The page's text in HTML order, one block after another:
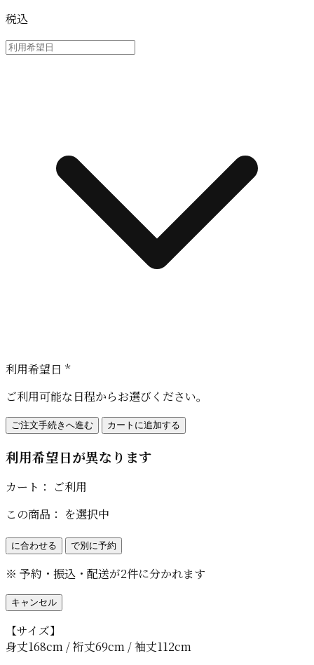
税込
利用希望日 *
ご利用可能な日程からお選びください。
ご注文手続きへ進む カートに追加する
利用希望日が異なります
カート：
ご利用
この商品： を選択中
に合わせる で別に予約
※ 予約・振込・配送が2件に分かれます
キャンセル
【サイズ】
身丈168cm / 裄丈69cm / 袖丈112cm